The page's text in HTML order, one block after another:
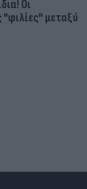
Οι
μεταξύ